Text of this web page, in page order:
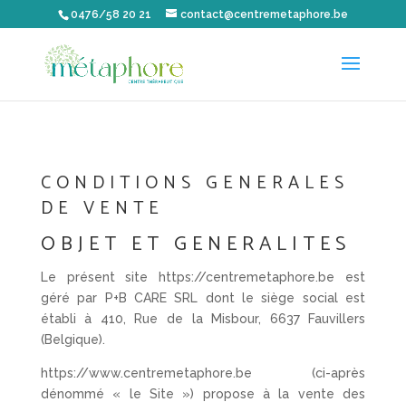
0476/58 20 21 contact@centremetaphore.be
CONDITIONS GENERALES
DE VENTE
OBJET ET GENERALITES
Le présent site https://centremetaphore.be est
géré par P+B CARE SRL dont le siège social est
établi à 410, Rue de la Misbour, 6637 Fauvillers
(Belgique).
https://www.centremetaphore.be (ci-après
dénommé « le Site ») propose à la vente des